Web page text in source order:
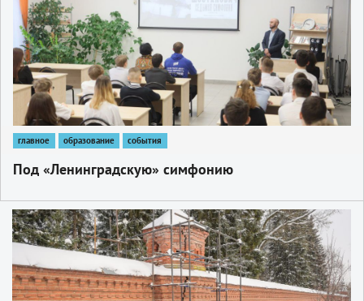
главное образование события
Под «Ленинградскую» симфонию
1